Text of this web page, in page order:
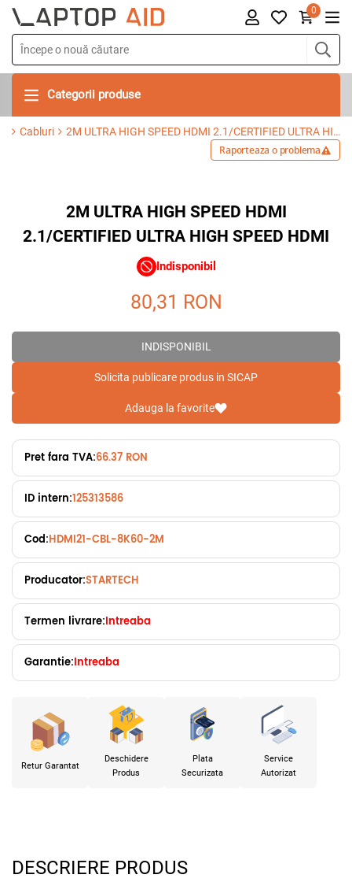
0
Categorii produse
Cabluri 2M ULTRA HIGH SPEED HDMI 2.1/CERTIFIED ULTRA HIGH SPEED HDMI
Raporteaza o problema
2M ULTRA HIGH SPEED HDMI
2.1/CERTIFIED ULTRA HIGH SPEED HDMI
Indisponibil
80,31 RON
INDISPONIBIL
Solicita publicare produs in SICAP
Adauga la favorite
Pret fara TVA:66.37 RON
ID intern:125313586
Cod:HDMI21-CBL-8K60-2M
Producator:STARTECH
Termen livrare:Intreaba
Garantie:Intreaba
Retur Garantat
Deschidere
Produs
Plata
Securizata
Service
Autorizat
DESCRIERE PRODUS